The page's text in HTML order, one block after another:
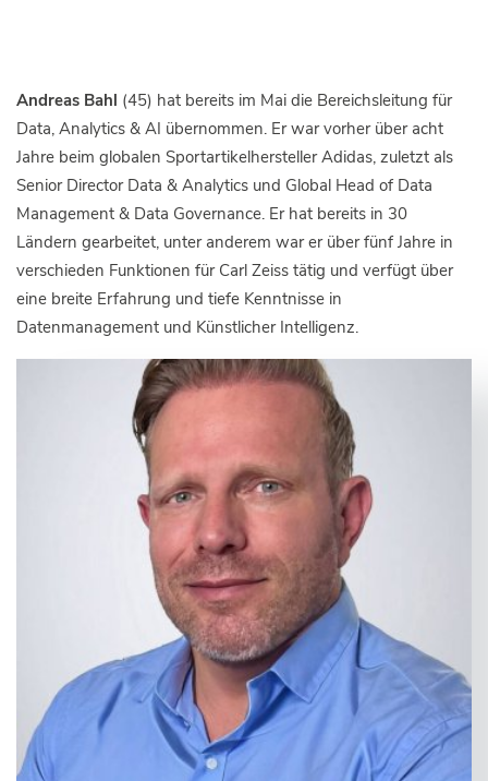
Andreas Bahl (45) hat bereits im Mai die Bereichsleitung für
Data, Analytics & AI übernommen. Er war vorher über acht
Jahre beim globalen Sportartikelhersteller Adidas, zuletzt als
Senior Director Data & Analytics und Global Head of Data
Management & Data Governance. Er hat bereits in 30
Ländern gearbeitet, unter anderem war er über fünf Jahre in
verschieden Funktionen für Carl Zeiss tätig und verfügt über
eine breite Erfahrung und tiefe Kenntnisse in
Datenmanagement und Künstlicher Intelligenz.